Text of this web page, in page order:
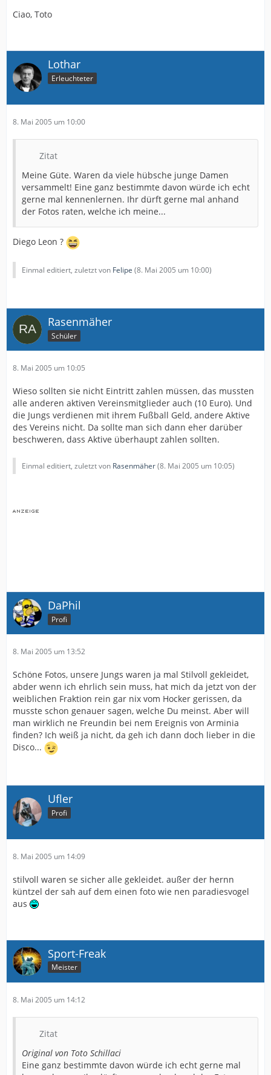
Ciao, Toto
Lothar
Erleuchteter
8. Mai 2005 um 10:00
Zitat
Meine Güte. Waren da viele hübsche junge Damen
versammelt! Eine ganz bestimmte davon würde ich echt
gerne mal kennenlernen. Ihr dürft gerne mal anhand
der Fotos raten, welche ich meine...
Diego Leon ?
Einmal editiert, zuletzt von Felipe (8. Mai 2005 um 10:00)
Rasenmäher
Schüler
8. Mai 2005 um 10:05
Wieso sollten sie nicht Eintritt zahlen müssen, das mussten
alle anderen aktiven Vereinsmitglieder auch (10 Euro). Und
die Jungs verdienen mit ihrem Fußball Geld, andere Aktive
des Vereins nicht. Da sollte man sich dann eher darüber
beschweren, dass Aktive überhaupt zahlen sollten.
Einmal editiert, zuletzt von Rasenmäher(8. Mai 2005 um 10:05)
DaPhil
Profi
8. Mai 2005 um 13:52
Schöne Fotos, unsere Jungs waren ja mal Stilvoll gekleidet,
abder wenn ich ehrlich sein muss, hat mich da jetzt von der
weiblichen Fraktion rein gar nix vom Hocker gerissen, da
musste schon genauer sagen, welche Du meinst. Aber will
man wirklich ne Freundin bei nem Ereignis von Arminia
finden? Ich weiß ja nicht, da geh ich dann doch lieber in die
Disco...
Ufler
Profi
8. Mai 2005 um 14:09
stilvoll waren se sicher alle gekleidet. außer der hernn
küntzel der sah auf dem einen foto wie nen paradiesvogel
aus
Sport-Freak
Meister
8. Mai 2005 um 14:12
Zitat
Original von Toto Schillaci
Eine ganz bestimmte davon würde ich echt gerne mal